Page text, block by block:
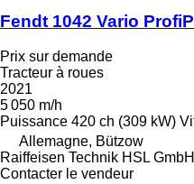
Fendt 1042 Vario
Prix sur demande
Tracteur à roues
2021
5 050 m/h
Puissance 420 ch (309 kW)
Allemagne, Bützow
Raiffeisen Technik HSL GmbH
Contacter le vendeur